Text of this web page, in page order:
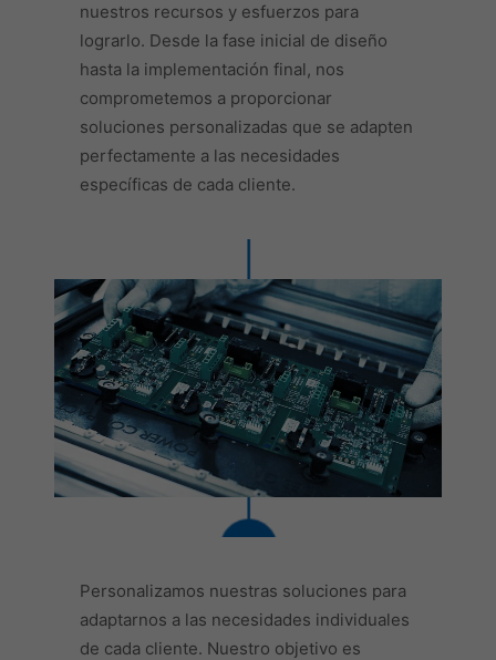
nuestros recursos y esfuerzos para
lograrlo. Desde la fase inicial de diseño
hasta la implementación final, nos
comprometemos a proporcionar
soluciones personalizadas que se adapten
perfectamente a las necesidades
específicas de cada cliente.
Personalizamos nuestras soluciones para
adaptarnos a las necesidades individuales
de cada cliente. Nuestro objetivo es